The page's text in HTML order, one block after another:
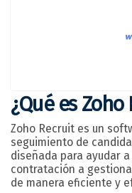
¿Qué es Zoho
Zoho Recruit es un
seguimiento de
diseñada para ayudar
contratación a
de manera eficiente y